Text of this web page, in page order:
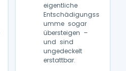
eigentliche
Entschädigungss
umme sogar
übersteigen –
und sind
ungedeckelt
erstattbar.